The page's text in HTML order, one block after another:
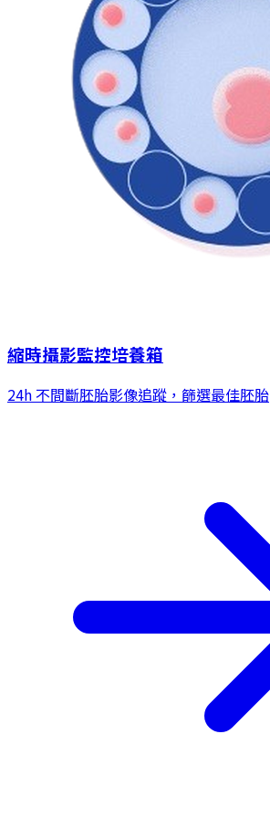
縮時攝影監控培養箱
24h 不間斷胚胎影像追蹤，篩選最佳胚胎